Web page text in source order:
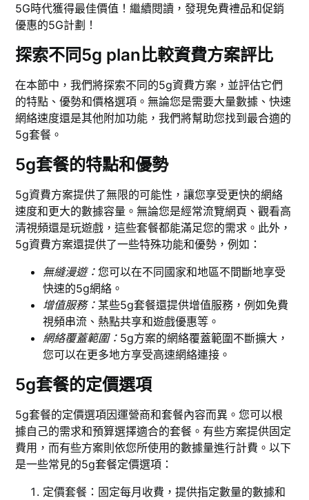
5G時代獲得最佳價值！繼續閱讀，發現免費禮品和促銷
優惠的5G計劃！
探索不同5g plan比較資費方案評比
在本節中，我們將探索不同的5g資費方案，並評估它們
的特點、優勢和價格選項。無論您是需要大量數據、快速
網絡速度還是其他附加功能，我們將幫助您找到最合適的
5g套餐。
5g套餐的特點和優勢
5g資費方案提供了無限的可能性，讓您享受更快的網絡
速度和更大的數據容量。無論您是經常流覽網頁、觀看高
清視頻還是玩遊戲，這些套餐都能滿足您的需求。此外，
5g資費方案還提供了一些特殊功能和優勢，例如：
無縫漫遊：您可以在不同國家和地區不間斷地享受
快速的5g網絡。
增值服務： 某些5g套餐還提供增值服務，例如免費
視頻串流、熱點共享和遊戲優惠等。
網絡覆蓋範圍： 5g方案的網絡覆蓋範圍不斷擴大，
您可以在更多地方享受高速網絡連接。
5g套餐的定價選項
5g套餐的定價選項因運營商和套餐內容而異。您可以根
據自己的需求和預算選擇適合的套餐。有些方案提供固定
費用，而有些方案則依您所使用的數據量進行計費。以下
是一些常見的5g套餐定價選項：
定價套餐：固定每月收費，提供指定數量的數據和